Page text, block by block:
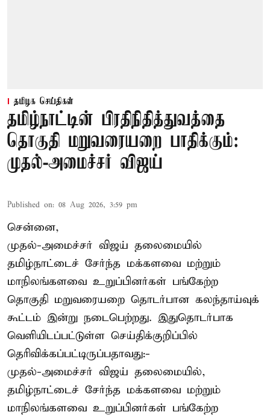
தமிழக செய்திகள்
தமிழ்நாட்டின் பிரதிநிதித்துவத்தை
தொகுதி மறுவரையறை பாதிக்கும்:
முதல்-அமைச்சர் விஜய்
Published on: 08 Aug 2026, 3:59 pm
சென்னை,
முதல்-அமைச்சர் விஜய் தலைமையில்
தமிழ்நாட்டைச் சேர்ந்த மக்களவை மற்றும்
மாநிலங்களவை உறுப்பினர்கள் பங்கேற்ற
தொகுதி மறுவரையறை தொடர்பான கலந்தாய்வுக்
கூட்டம் இன்று நடைபெற்றது. இதுதொடர்பாக
வெளியிடப்பட்டுள்ள செய்திக்குறிப்பில்
தெரிவிக்கப்பட்டிருப்பதாவது:-
முதல்-அமைச்சர் விஜய் தலைமையில்,
தமிழ்நாட்டைச் சேர்ந்த மக்களவை மற்றும்
மாநிலங்களவை உறுப்பினர்கள் பங்கேற்ற